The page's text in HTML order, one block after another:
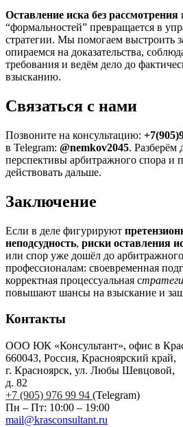
Оставление иска без рассмотрения
“формальностей” превращается в
стратегии. Мы помогаем выстроить
опираемся на доказательства,
требования и ведём дело до
взысканию.
Связаться с нами
Позвоните на консультацию:
в Telegram: @nemkov2045.
перспективы арбитражного спора и
действовать дальше.
Заключение
Если в деле фигурируют
неподсудность, риски оставления
или спор уже дошёл до
профессионалам: своевременная
корректная процессуальная с
повышают шансы на взыскание и
Контакты
ООО ЮК «Консультант», офис в
660043, Россия, Красноярский край,
г. Красноярск, ул. Любы Шевцовой,
д. 82
+7 (905) 976 99 94 (Telegram)
Пн – Пт: 10:00 – 19:00
mail@krasconsultant.ru